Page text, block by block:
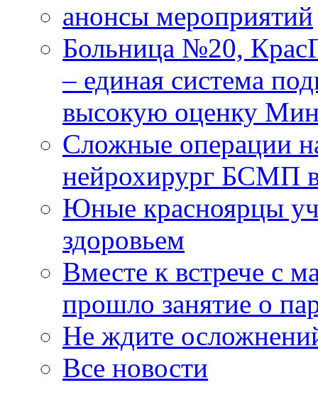
анонсы мероприятий
Больница №20,
– единая система
высокую оценку
Сложные операции
нейрохирург БСМП
Юные красноярцы
здоровьем
Вместе к встрече с
прошло занятие о
Не ждите
Все новости